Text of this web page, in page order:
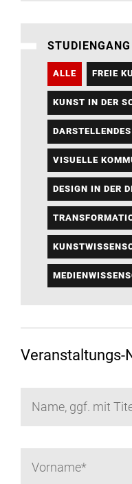
STUDIENGANG
ALLE FREIE
KUNST IN DER
VISUELLE
DESIGN IN DER
Veranstaltungs-